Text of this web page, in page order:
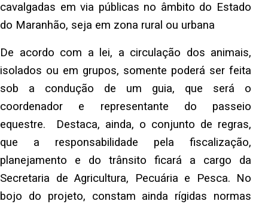
cavalgadas em via públicas no âmbito do Estado
do Maranhão, seja em zona rural ou urbana
De acordo com a lei, a circulação dos animais,
isolados ou em grupos, somente poderá ser feita
sob a condução de um guia, que será o
coordenador e representante do passeio
equestre. Destaca, ainda, o conjunto de regras,
que a responsabilidade pela fiscalização,
planejamento e do trânsito ficará a cargo da
Secretaria de Agricultura, Pecuária e Pesca. No
bojo do projeto, constam ainda rígidas normas